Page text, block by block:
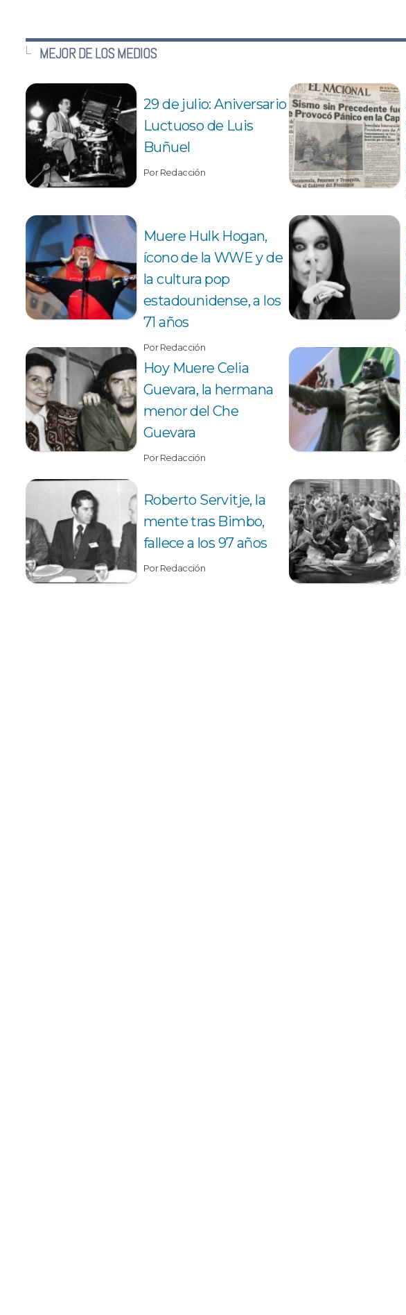
MEJOR DE LOS MEDIOS
29 de julio: Aniversario
Luctuoso de Luis
Buñuel
Por Redacción
Muere Hulk Hogan,
ícono de la WWE y de
la cultura pop
estadounidense, a los
71 años
Por Redacción
Hoy Muere Celia
Guevara, la hermana
menor del Che
Guevara
Por Redacción
Roberto Servitje, la
mente tras Bimbo,
fallece a los 97 años
Por Redacción